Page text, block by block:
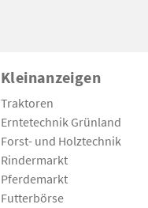
Kleinanzeigen
Traktoren
Erntetechnik Grünland
Forst- und Holztechnik
Rindermarkt
Pferdemarkt
Futterbörse